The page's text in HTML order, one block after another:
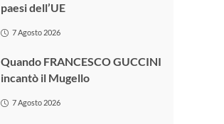
paesi dell’UE
7 Agosto 2026
Quando FRANCESCO GUCCINI
incantò il Mugello
7 Agosto 2026